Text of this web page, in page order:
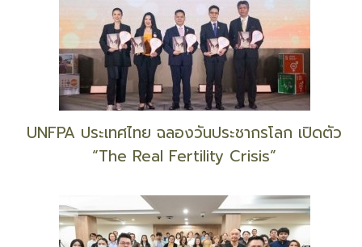
UNFPA ประเทศไทย ฉลองวันประชากรโลก เปิดตัว
“The Real Fertility Crisis”